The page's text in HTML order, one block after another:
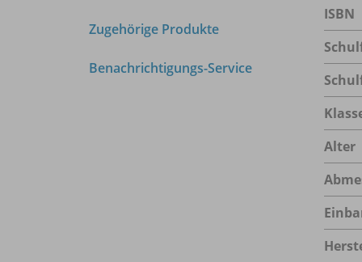
Zugehörige Produkte
Benachrichtigungs-Service
ISBN
Alter